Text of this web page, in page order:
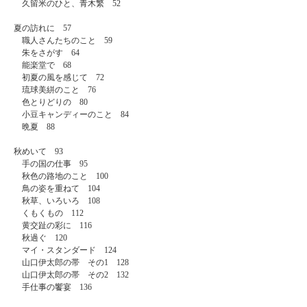
久留米のひと、青木繁 52
夏の訪れに 57
職人さんたちのこと 59
朱をさがす 64
能楽堂で 68
初夏の風を感じて 72
琉球美絣のこと 76
色とりどりの 80
小豆キャンディーのこと 84
晩夏 88
秋めいて 93
手の国の仕事 95
秋色の路地のこと 100
鳥の姿を重ねて 104
秋草、いろいろ 108
くもくもの 112
黄交趾の彩に 116
秋過ぐ 120
マイ・スタンダード 124
山口伊太郎の帯 その1 128
山口伊太郎の帯 その2 132
手仕事の饗宴 136